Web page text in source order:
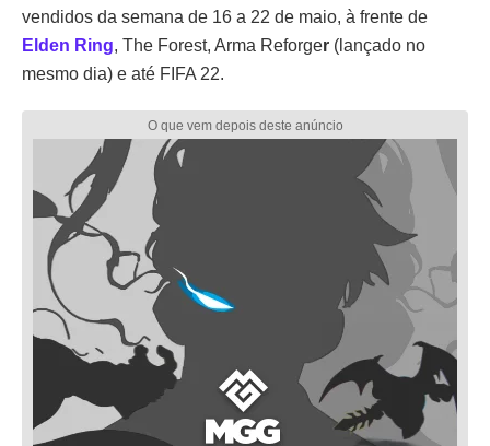
vendidos da semana de 16 a 22 de maio, à frente de
Elden Ring, The Forest, Arma Reforger (lançado no
mesmo dia) e até FIFA 22.